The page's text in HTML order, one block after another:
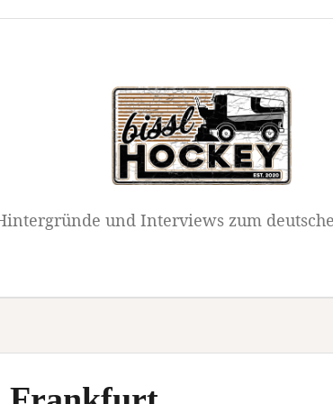
und Interviews zum